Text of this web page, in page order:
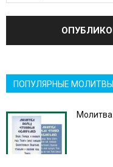
ПОПУЛЯРНЫЕ МОЛИТВЫ